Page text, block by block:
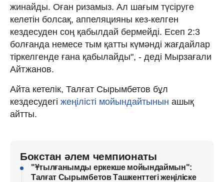
жинайды. Оған ризамыз. Ал шағым түсіруге
келетін болсақ, аппеляцияны кез-келген
кездесуден соң қабылдай бермейді. Есеп 2:3
болғанда немесе тым қатты күмәнді жағдайлар
тіркелгенде ғана қабылайды", - деді Мырзағали
Айтжанов.
Айта кетелік, Талғат Сырымбетов бұл
кездесудегі жеңілісті мойындайтынын ашық
айтты.
Бокстан әлем чемпионаты
"Ұтылғанымды еркекше мойындаймын":
Талғат Сырымбетов Ташкенттегі жеңіліске